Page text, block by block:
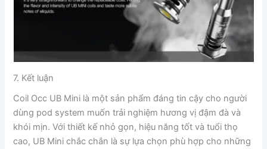
7. Kết luận
Coil Occ UB Mini là một sản phẩm đáng tin cậy cho người
dùng pod system muốn trải nghiệm hương vị đậm đà và
khói mịn. Với thiết kế nhỏ gọn, hiệu năng tốt và tuổi thọ
cao, UB Mini chắc chắn là sự lựa chọn phù hợp cho những